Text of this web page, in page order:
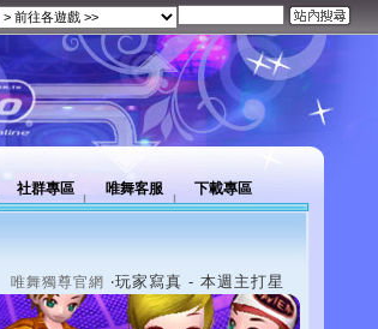
社群專區 唯舞客服 下載專區
唯舞獨尊官網 ‧玩家寫真 - 本週主打星